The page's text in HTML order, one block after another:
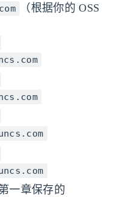
（根据你的 OSS
一章保存的